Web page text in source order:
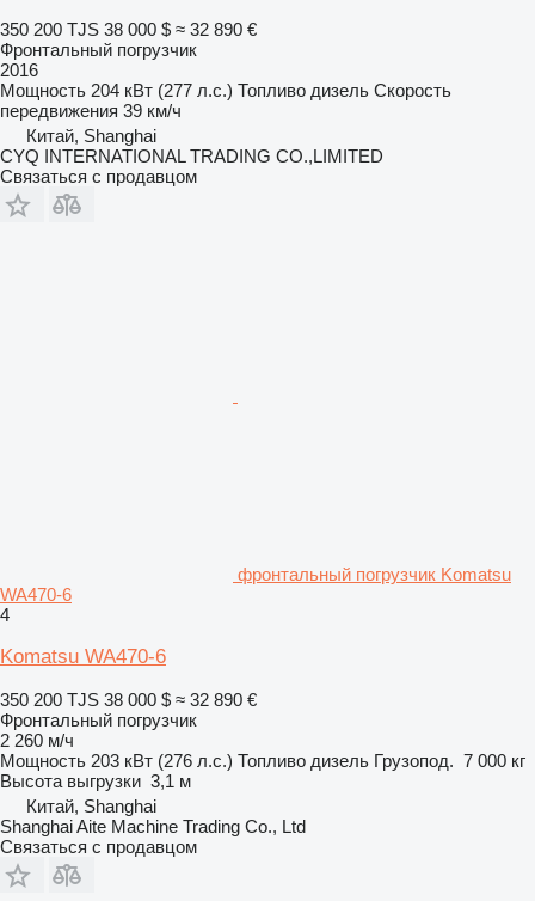
350 200 TJS 38 000 $ ≈ 32 890 €
Фронтальный погрузчик
2016
Мощность 204 кВт (277 л.с.) Топливо дизель Скорость
передвижения 39 км/ч
Китай, Shanghai
CYQ INTERNATIONAL TRADING CO.,LIMITED
Связаться с продавцом
фронтальный погрузчик Komatsu
WA470-6
4
Komatsu WA470-6
350 200 TJS 38 000 $ ≈ 32 890 €
Фронтальный погрузчик
2 260 м/ч
Мощность 203 кВт (276 л.с.) Топливо дизель Грузопод. 7 000 кг
Высота выгрузки 3,1 м
Китай, Shanghai
Shanghai Aite Machine Trading Co., Ltd
Связаться с продавцом